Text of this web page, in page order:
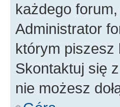
każdego
Administrator
którym piszesz
Skontaktuj się
nie możesz